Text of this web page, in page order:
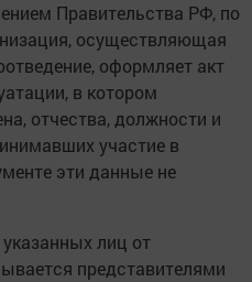
Правительства РФ, по
осуществляющая
оформляет акт
в котором
отчества, должности и
участие в
эти данные не
указанных лиц от
представителями